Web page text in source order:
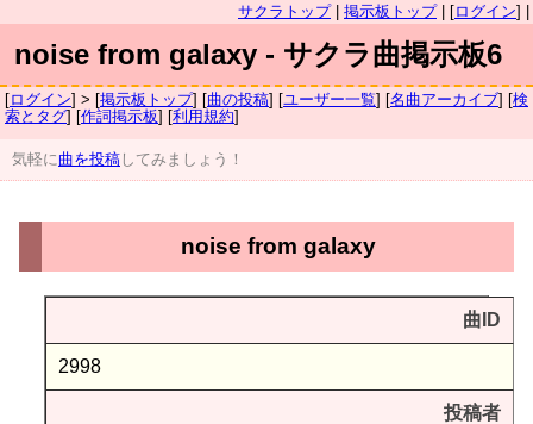
サクラトップ| 掲示板トップ| [ログイン] |
noise from galaxy - サクラ曲掲示板6
[ログイン] > [掲示板トップ] [曲の投稿] [ユーザー一覧] [名曲アーカイブ] [検
索とタグ] [作詞掲示板] [利用規約]
気軽に曲を投稿 してみましょう！
noise from galaxy
曲ID
2998
投稿者